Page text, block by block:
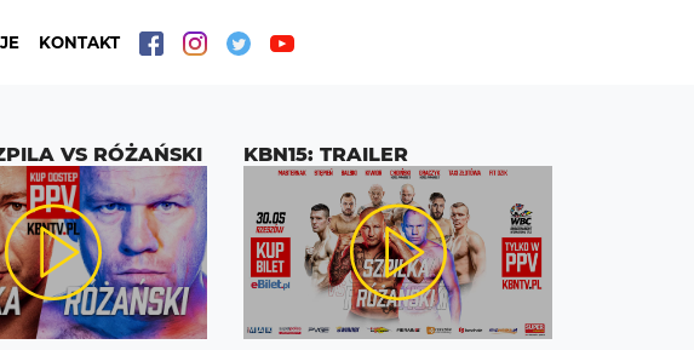
KONTAKT
VS RÓŻAŃSKI KBN15: TRAILER